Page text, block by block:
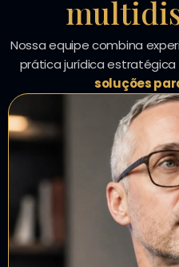
Nossa equipe combina
prática jurídica
soluções